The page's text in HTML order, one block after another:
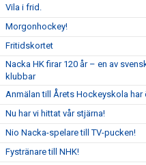
Vila i frid.
Morgonhockey!
Fritidskortet
Nacka HK firar 120 år – en av
klubbar
Anmälan till Årets Hockeyskola har
Nu har vi hittat vår stjärna!
Nio Nacka-spelare till TV-pucken!
Fystränare till NHK!